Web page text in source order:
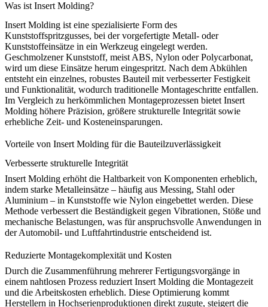
Was ist Insert Molding?
Insert Molding ist eine spezialisierte Form des
Kunststoffspritzgusses, bei der vorgefertigte Metall- oder
Kunststoffeinsätze in ein Werkzeug eingelegt werden.
Geschmolzener Kunststoff, meist ABS, Nylon oderPolycarbonat,
wird um diese Einsätze herum eingespritzt. Nach dem Abkühlen
entsteht ein einzelnes, robustes Bauteil mit verbesserter Festigkeit
und Funktionalität, wodurch traditionelle Montageschritte entfallen.
Im Vergleich zu herkömmlichen Montageprozessen bietet Insert
Molding höhere Präzision, größere strukturelle Integrität sowie
erhebliche Zeit- und Kosteneinsparungen.
Vorteile von Insert Molding für die Bauteilzuverlässigkeit
Verbesserte strukturelle Integrität
Insert Molding erhöht die Haltbarkeit von Komponenten erheblich,
indem starke Metalleinsätze – häufig aus Messing, Stahl oder
Aluminium – in Kunststoffe wie Nylon eingebettet werden. Diese
Methode verbessert die Beständigkeit gegen Vibrationen, Stöße und
mechanische Belastungen, was für anspruchsvolle Anwendungen in
der Automobil- und Luftfahrtindustrie entscheidend ist.
Reduzierte Montagekomplexität und Kosten
Durch die Zusammenführung mehrerer Fertigungsvorgänge in
einem nahtlosen Prozess reduziert Insert Molding die Montagezeit
und die Arbeitskosten erheblich. Diese Optimierung kommt
Herstellern in Hochserienproduktionen direkt zugute, steigert die